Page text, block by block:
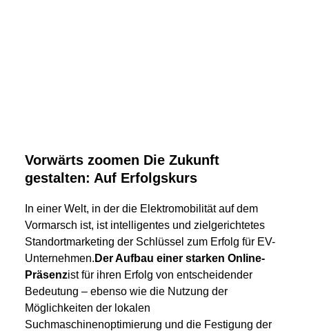
Vorwärts zoomen Die Zukunft
gestalten: Auf Erfolgskurs
In einer Welt, in der die Elektromobilität auf dem
Vormarsch ist, ist intelligentes und zielgerichtetes
Standortmarketing der Schlüssel zum Erfolg für EV-
Unternehmen. Der Aufbau einer starken Online-
Präsenzist für ihren Erfolg von entscheidender
Bedeutung – ebenso wie die Nutzung der
Möglichkeiten der lokalen
Suchmaschinenoptimierung und die Festigung der